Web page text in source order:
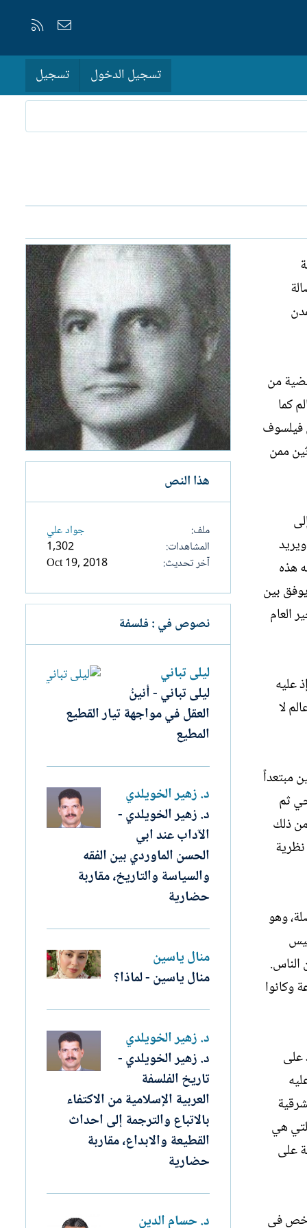
إتصل بنا
تسجيل الدخول تسجيل
من
كما
فيلسوف
ممن
هذه
بين
العام
عليه
لا
مبتعداً
ثم
ذلك
وهو
الناس.
وكانوا
على
هي
على
في
هذا النص
ملف
جواد علي
المشاهدات
1,302
آخر تحديث
Oct 19, 2018
نصوص في : فلسفة
ليلى تباني
ليلى تباني - أنينُ
العقل في مواجهة تيار القطيع
المطيع
د. زهير الخويلدي
د. زهير الخويلدي -
الآداب عند ابي
الحسن الماوردي بين الفقه
والسياسة والتاريخ، مقاربة
حضارية
منال ياسين
منال ياسين - لماذا؟
د. زهير الخويلدي
د. زهير الخويلدي -
تاريخ الفلسفة
العربية الإسلامية من الاكتفاء
بالاتباع والترجمة إلى احداث
القطيعة والابداع، مقاربة
حضارية
د. حسام الدين